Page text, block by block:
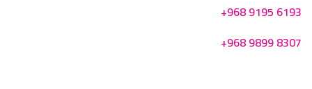
+968 9195 6193
+968 9899 8307